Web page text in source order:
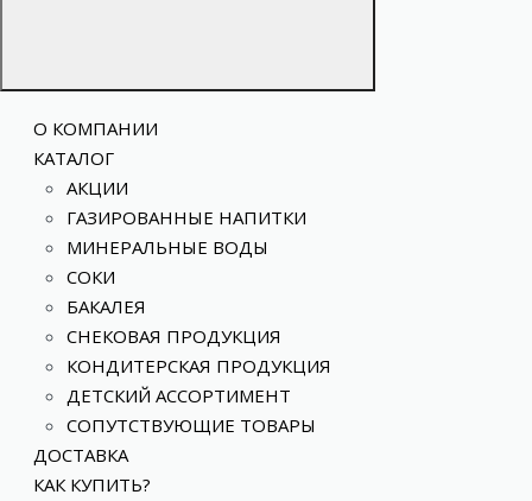
О КОМПАНИИ
КАТАЛОГ
АКЦИИ
ГАЗИРОВАННЫЕ НАПИТКИ
МИНЕРАЛЬНЫЕ ВОДЫ
СОКИ
БАКАЛЕЯ
СНЕКОВАЯ ПРОДУКЦИЯ
КОНДИТЕРСКАЯ ПРОДУКЦИЯ
ДЕТСКИЙ АССОРТИМЕНТ
СОПУТСТВУЮЩИЕ ТОВАРЫ
ДОСТАВКА
КАК КУПИТЬ?